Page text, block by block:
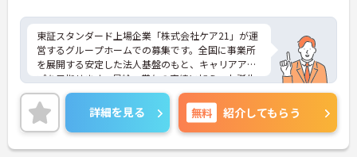
東証スタンダード上場企業「株式会社ケア21」が運
営するグループホームでの募集です。全国に事業所
を展開する安定した法人基盤のもと、キャリアアッ
プを目指せます。昇給・賞与の実績に加え、お誕生
日プレゼントや各種割引が利用できる組合制度な
ど、手厚い福利厚生も魅力。定年制を撤廃している
ため、腰を据えて長くご活躍いただけます。これま
での経験を活かして施設運営や人材育成に挑戦した
い方、チームで何かを創り上げるのが好きな方にお
詳細を見る 無料 紹介してもらう